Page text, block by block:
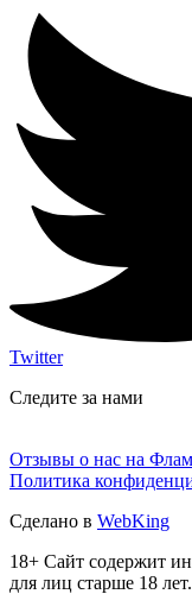
Twitter
Следите за нами
Отзывы о нас на
Политика
Сделано в WebKing
18+ Сайт содержит
для лиц старше 18 лет.